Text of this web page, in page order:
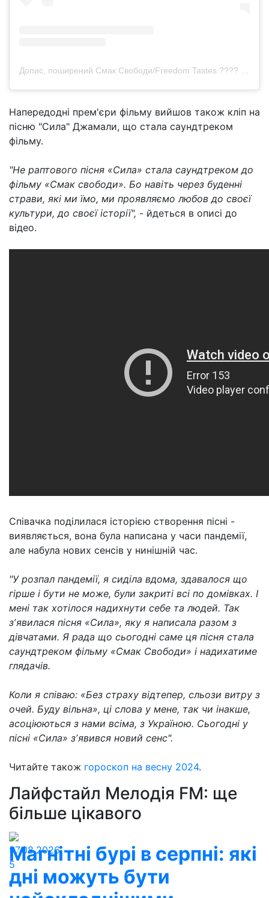
Напередодні прем'єри фільму вийшов також кліп на
пісню "Сила" Джамали, що стала саундтреком
фільму.
"Не раптового пісня «Сила» стала саундтреком до
фільму «Смак свободи». Бо навіть через буденні
страви, які ми їмо, ми проявляємо любов до своєї
культури, до своєї історії", - йдеться в описі до
відео.
Співачка поділилася історією створення пісні -
виявляється, вона була написана у часи пандемії,
але набула нових сенсів у нинішній час.
"У розпал пандемії, я сиділа вдома, здавалося що
гірше і бути не може, були закриті всі по домівках. І
мені так хотілося надихнути себе та людей. Так
зʼявилася пісня «Сила», яку я написала разом з
дівчатами. Я рада що сьогодні саме ця пісня стала
саундтреком фільму «Смак Свободи» і надихатиме
глядачів.
Коли я співаю: «Без страху відтепер, сльози витру з
очей. Буду вільна», ці слова у мене, так чи інакше,
асоціюються з нами всіма, з Україною. Сьогодні у
пісні «Сила» зʼявився новий сенс".
Читайте також гороскоп на весну 2024.
Лайфстайл Мелодія FM: ще
більше цікавого
07.08.2026
5
Магнітні бурі в серпні: які
дні можуть бути